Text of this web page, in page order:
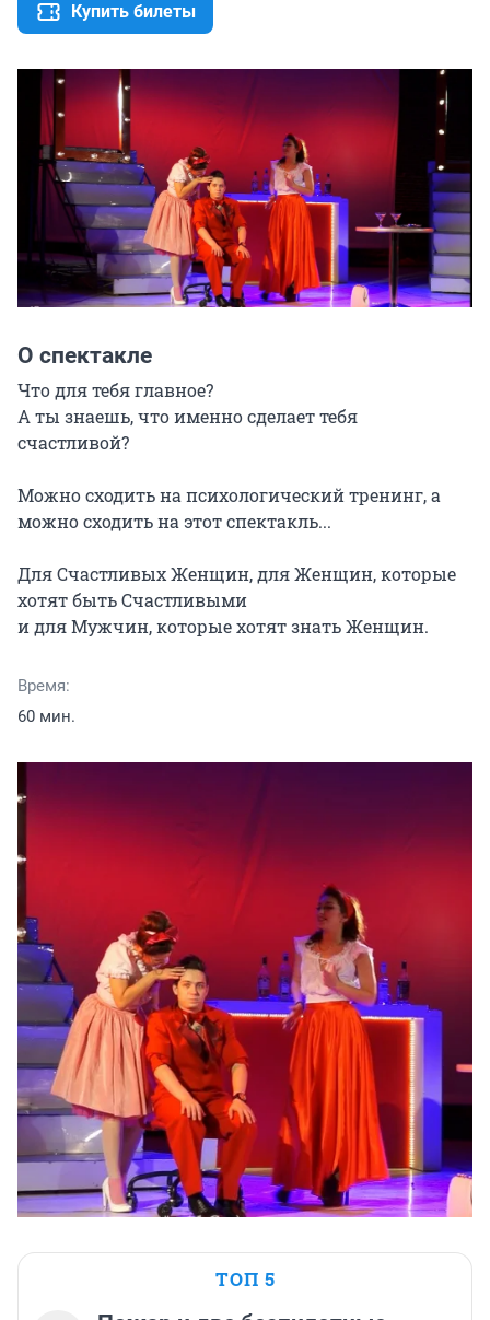
Купить билеты
О спектакле
Что для тебя главное?
А ты знаешь, что именно сделает тебя
счастливой?
Можно сходить на психологический тренинг, а
можно сходить на этот спектакль...
Для Счастливых Женщин, для Женщин, которые
хотят быть Счастливыми
и для Мужчин, которые хотят знать Женщин.
Время:
60 мин.
ТОП 5